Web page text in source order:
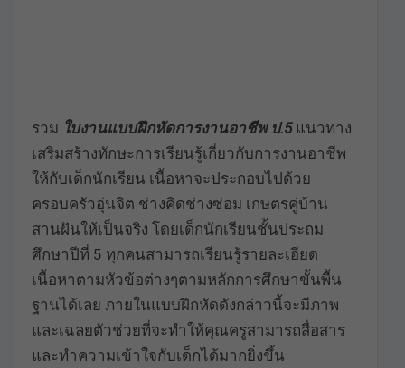
รวม ใบงานแบบฝึกหัดการงานอาชีพ ป.5แนวทาง
เสริมสร้างทักษะการเรียนรู้เกี่ยวกับการงานอาชีพ
ให้กับเด็กนักเรียน เนื้อหาจะประกอบไปด้วย
ครอบครัวอุ่นจิต ช่างคิดช่างซ่อม เกษตรคู่บ้าน
สานฝันให้เป็นจริง โดยเด็กนักเรียนชั้นประถม
ศึกษาปีที่ 5 ทุกคนสามารถเรียนรู้รายละเอียด
เนื้อหาตามหัวข้อต่างๆตามหลักการศึกษาขั้นพื้น
ฐานได้เลย ภายในแบบฝึกหัดดังกล่าวนี้จะมีภาพ
และเฉลยตัวช่วยที่จะทำให้คุณครูสามารถสื่อสาร
และทำความเข้าใจกับเด็กได้มากยิ่งขึ้น